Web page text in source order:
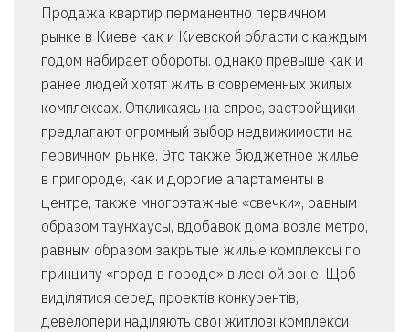
Продажа квартир перманентно первичном
рынке в Киеве как и Киевской области с каждым
годом набирает обороты. однако превыше как и
ранее людей хотят жить в современных жилых
комплексах. Откликаясь на спрос, застройщики
предлагают огромный выбор недвижимости на
первичном рынке. Это также бюджетное жилье
в пригороде, как и дорогие апартаменты в
центре, также многоэтажные «свечки», равным
образом таунхаусы, вдобавок дома возле метро,
равным образом закрытые жилые комплексы по
принципу «город в городе» в лесной зоне. Щоб
виділятися серед проектів конкурентів,
девелопери наділяють свої житлові комплекси